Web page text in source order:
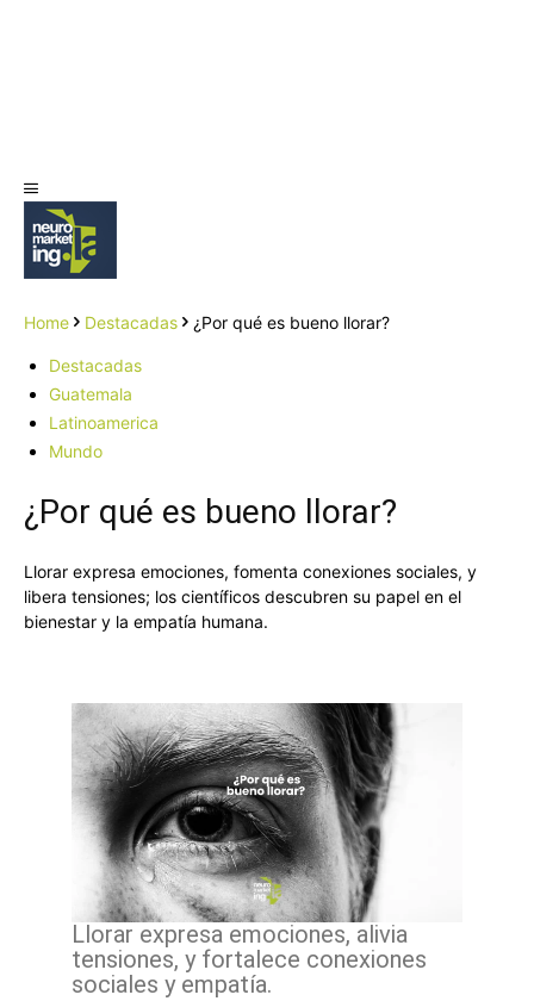
Home Destacadas ¿Por qué es bueno llorar?
Destacadas
Guatemala
Latinoamerica
Mundo
¿Por qué es bueno llorar?
Llorar expresa emociones, fomenta conexiones sociales, y
libera tensiones; los científicos descubren su papel en el
bienestar y la empatía humana.
Llorar expresa emociones, alivia
tensiones, y fortalece conexiones
sociales y empatía.